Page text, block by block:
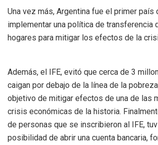
Una vez más, Argentina fue el primer país
implementar una política de transferencia
hogares para mitigar los efectos de la
Además, el IFE, evitó que cerca de 3
caigan por debajo de la línea de la
objetivo de mitigar efectos de una de las
crisis económicas de la historia.
de personas que se inscribieron al IFE,
posibilidad de abrir una cuenta bancaria,